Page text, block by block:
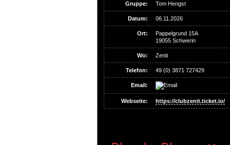
Gruppe: Tom Hengst
Datum: 06.11.2026
Ort:
Pappelgrund 15A
19055 Schwerin
Wo: Zenit
Telefon: 49 (0) 3871 727429
Email:
Webseite: https://clubzenit.ticket.io/